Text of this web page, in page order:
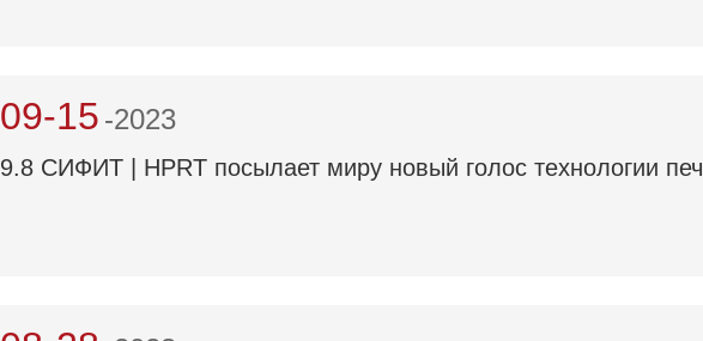
09-15 -2023
9.8 СИФИТ | HPRT посылает миру новый голос технологии